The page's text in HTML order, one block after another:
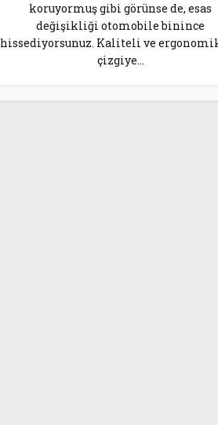
koruyormuş gibi görünse de, esas
değişikliği otomobile binince
hissediyorsunuz. Kaliteli ve
çizgiye...